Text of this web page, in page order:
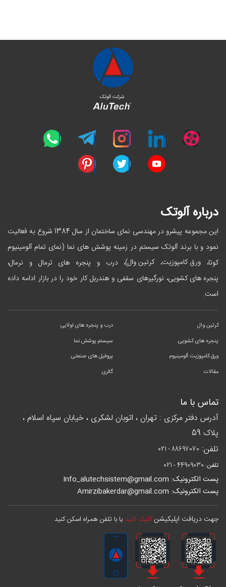
درباره آلوتک
این مجموعه پیشرو در مهندسی نمای ساختمان از سال 1384 شروع به فعالیت
نمود و با برند آلوتک سیستم در زمینه پوشش های نما (نمای تمام آلومینیوم
کوتا، ورق کامپوزیت،کرتین وال)، درب و پنجره های ترمال و نرمال،
پنجره های کشویی، نورگیرهای سقفی و هندربل کار خود را در بازار ادامه داده
است.
کرتین وال
درب و پنجره های لولایی
پنجره های کشویی
سیستم پوشش نما
ورق کامپوزیت آلومینیوم
پروفیل های صنعتی
مقالات
گالری
تماس با ما
آدرس دفتر مرکزی : تهران ، اتوبان لشکری ، خیابان سپاه اسلام ،
پلاک 59
تلفن: 021 - 88697070
تلفن: 021 - 44909030
پست الکترونیک: Info_alutechsistem@gmail.com
پست الکترونیک: Amirzibakerdar@gmail.com
جهت دریافت اپلیکیشنکلیک کنید یا با تلفن همراه اسکن کنید